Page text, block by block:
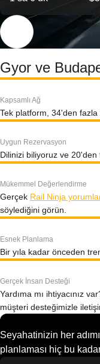
Gyor ve
Kapsamlı Ağ
Tek platform, 34'den fazla
Uygun Rezervasyon
Dilinizi biliyoruz ve
Mükemmel Değerlendirme
Gerçek Rail Ninja
söylediğini görün.
Esnek Planlama
Bir yıla kadar önceden
Gerçek İnsan Desteği
Yardıma mı ihtiyacınız
müşteri desteğimizle
Seyahatinizin her
planlaması hiç bu